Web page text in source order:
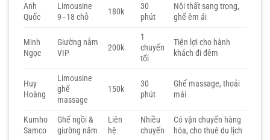
Anh
Quốc
Limousine
9–18 chỗ
180k
30
phút
Nội thất sang trọng,
ghế êm ái
Minh
Ngọc
Giường nằm
VIP
200k
1
chuyến
tối
Tiện lợi cho hành
khách đi đêm
Huy
Hoàng
Limousine
ghế
massage
150k
30
phút
Ghế massage, thoải
mái
Kumho
Samco
Ghế ngồi &
giường nằm
Liên
hệ
Nhiều
chuyến
Có vận chuyển hàng
hóa, cho thuê du lịch